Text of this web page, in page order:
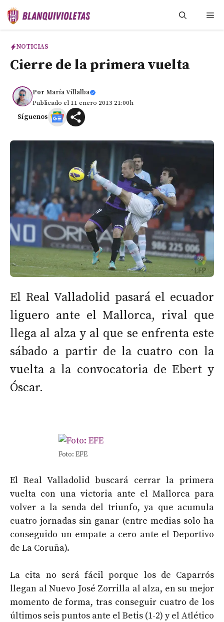
Saltar
NOTICIAS
Cierre de la primera vuelta
Por María Villalba
Publicado el 11 enero 2013 21:00h
Síguenos
El Real Valladolid pasará el ecuador
liguero ante el Mallorca, rival que
llega al alza y al que se enfrenta este
sábado a partir de la cuatro con la
vuelta a la convocatoria de Ebert y
Óscar.
Foto: EFE
El Real Valladolid buscará cerrar la primera
vuelta con una victoria ante el Mallorca para
volver a la senda del triunfo, ya que acumula
cuatro jornadas sin ganar (entre medias solo ha
conseguido un empate a cero ante el Deportivo
de La Coruña).
La cita no será fácil porque los de Caparrós
llegan al Nuevo José Zorrilla al alza, en su mejor
momento de forma, tras conseguir cuatro de los
últimos seis puntos ante el Betis (1-2) y el Atlético